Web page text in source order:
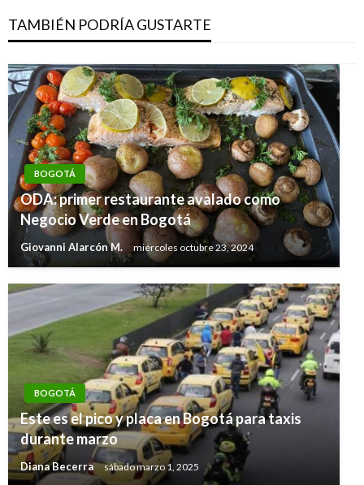
TAMBIÉN PODRÍA GUSTARTE
BOGOTÁ
ODA: primer restaurante avalado como
Negocio Verde en Bogotá
Giovanni Alarcón M. miércoles octubre 23, 2024
BOGOTÁ
Este es el pico y placa en Bogotá para taxis
durante marzo
Diana Becerra sábado marzo 1, 2025
BOGOTÁ
Maestros bloquean la avenida 68 frente a la
sede de Compensar en Bogotá